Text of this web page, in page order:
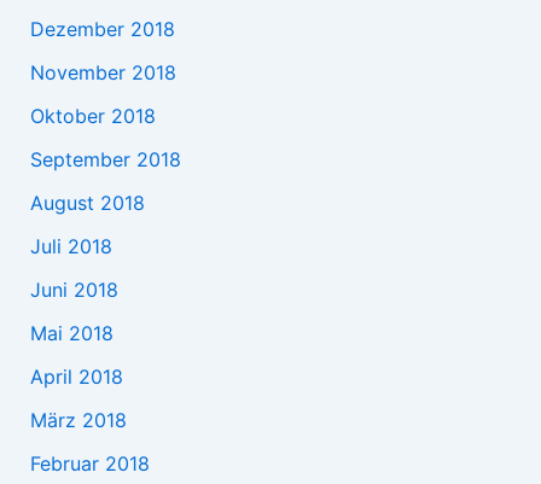
Dezember 2018
November 2018
Oktober 2018
September 2018
August 2018
Juli 2018
Juni 2018
Mai 2018
April 2018
März 2018
Februar 2018